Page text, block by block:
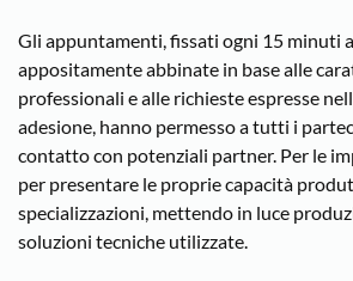
Gli appuntamenti, fissati ogni 15 minuti
appositamente abbinate in base alle
professionali e alle richieste espresse
adesione, hanno permesso a tutti i
contatto con potenziali partner. Per le
per presentare le proprie capacità
specializzazioni, mettendo in luce
soluzioni tecniche utilizzate.